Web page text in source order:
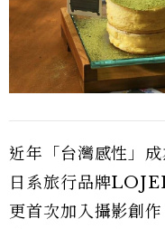
近年「台灣感性」
日系旅行品牌
更首次加入攝影創